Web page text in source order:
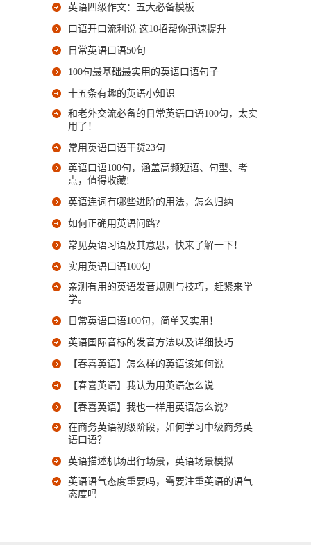
英语四级作文：五大必备模板
口语开口流利说 这10招帮你迅速提升
日常英语口语50句
100句最基础最实用的英语口语句子
十五条有趣的英语小知识
和老外交流必备的日常英语口语100句，太实
用了！
常用英语口语干货23句
英语口语100句，涵盖高频短语、句型、考
点，值得收藏!
英语连词有哪些进阶的用法，怎么归纳
如何正确用英语问路?
常见英语习语及其意思，快来了解一下！
实用英语口语100句
亲测有用的英语发音规则与技巧，赶紧来学
学。
日常英语口语100句，简单又实用！
英语国际音标的发音方法以及详细技巧
【春喜英语】怎么样的英语该如何说
【春喜英语】我认为用英语怎么说
【春喜英语】我也一样用英语怎么说?
在商务英语初级阶段，如何学习中级商务英
语口语？
英语描述机场出行场景，英语场景模拟
英语语气态度重要吗，需要注重英语的语气
态度吗